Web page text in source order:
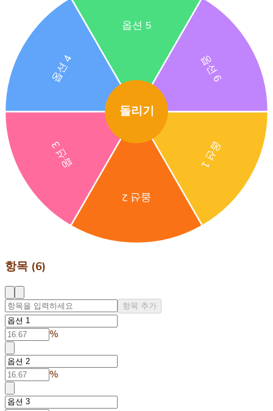
옵션 1
옵션 2
옵션 3
옵션 4
옵션 5
옵션 6
돌리기
항목 (6)
항목 추가
%
%